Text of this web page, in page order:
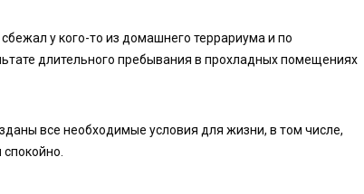
у кого-то из домашнего террариума и по
длительного пребывания в прохладных помещениях
все необходимые условия для жизни, в том числе,